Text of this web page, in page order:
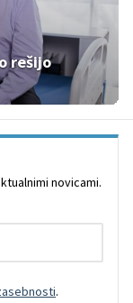
rešijo
novicami.
.